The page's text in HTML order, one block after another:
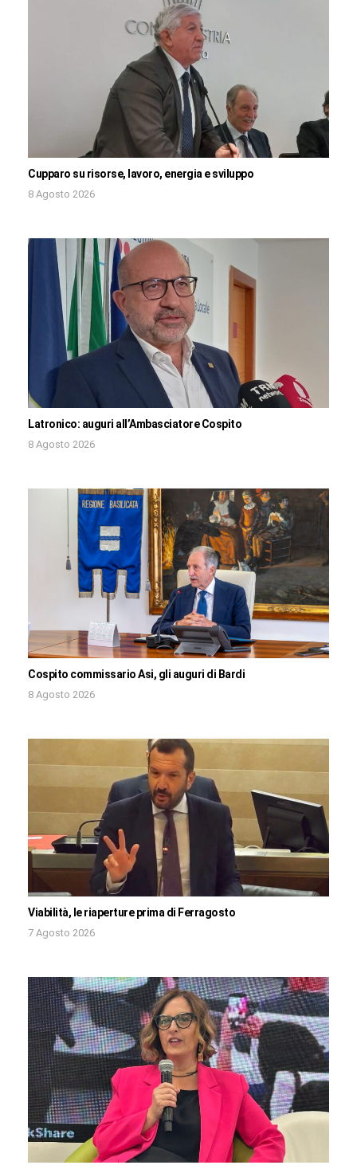
Cupparo su risorse, lavoro, energia e sviluppo
8 Agosto 2026
Latronico: auguri all’Ambasciatore Cospito
8 Agosto 2026
Cospito commissario Asi, gli auguri di Bardi
8 Agosto 2026
Viabilità, le riaperture prima di Ferragosto
7 Agosto 2026